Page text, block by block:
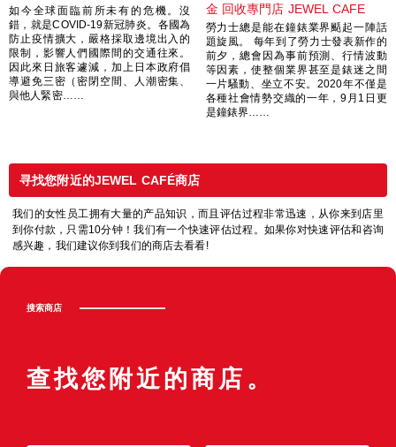
如今全球面臨前所未有的危機。沒
錯，就是COVID-19新冠肺炎。各國為
防止疫情擴大，嚴格採取邊境出入的
限制，影響人們國際間的交通往來。
因此來日旅客遽減，加上日本政府倡
導避免三密（密閉空間、人潮密集、
與他人緊密……
金 回收專門店 JEWEL CAFE
勞力士總是能在鐘錶業界颳起一陣話
題旋風。 每年到了勞力士發表新作的
前夕，總會因為事前預測、行情波動
等因素，使整個業界甚至是錶迷之間
一片騷動、坐立不安。2020年不僅是
各種社會情勢交織的一年，9月1日更
是鐘錶界……
寻找您附近的JEWEL CAFÉ商店
我们的女性员工拥有大量的产品知识，而且评估过程非常迅速，从你来到店里
到你付款，只需10分钟！我们有一个快速评估过程。如果你对快速评估和咨询
感兴趣，我们建议你到我们的商店去看看!
搜索商店
查找您附近的商店。